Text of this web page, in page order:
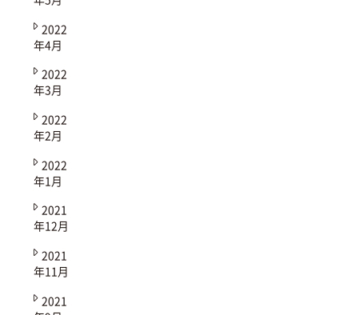
2022
年4月
2022
年3月
2022
年2月
2022
年1月
2021
年12月
2021
年11月
2021